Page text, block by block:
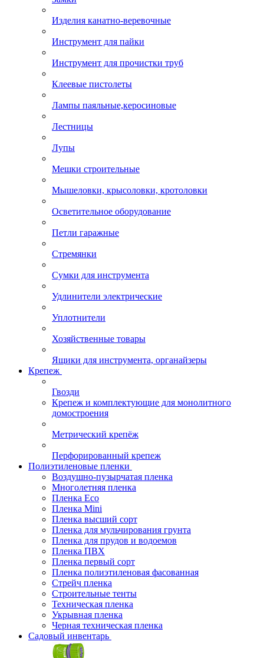
Изделия канатно-веревочные
Инструмент для пайки
Инструмент для прочистки труб
Клеевые пистолеты
Лампы паяльные,керосиновые
Лестницы
Лупы
Мешки строительные
Мышеловки, крысоловки, кротоловки
Осветительное оборудование
Петли гаражные
Стремянки
Сумки для инструмента
Удлинители электрические
Уплотнители
Хозяйственные товары
Ящики для инструмента, органайзеры
Крепеж
Гвозди
Крепеж и комплектующие для монолитного
домостроения
Метрический крепёж
Перфорированный крепеж
Полиэтиленовые пленки
Воздушно-пузырчатая пленка
Многолетняя пленка
Пленка Eco
Пленка Mini
Пленка высший сорт
Пленка для мульчирования грунта
Пленка для прудов и водоемов
Пленка ПВХ
Пленка первый сорт
Пленка полиэтиленовая фасованная
Стрейч пленка
Строительные тенты
Техническая пленка
Укрывная пленка
Черная техническая пленка
Садовый инвентарь